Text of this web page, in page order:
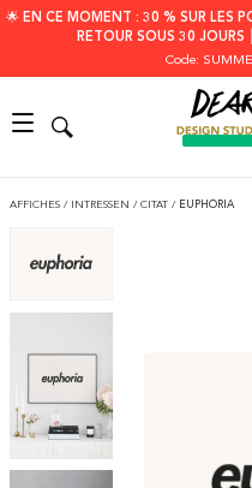
🌟 EN CE MOMENT : 30 % SUR LES
RETOUR SOUS 30 JOURS
Code:
AFFICHES / INTRESSEN / CITAT / EUPHORIA